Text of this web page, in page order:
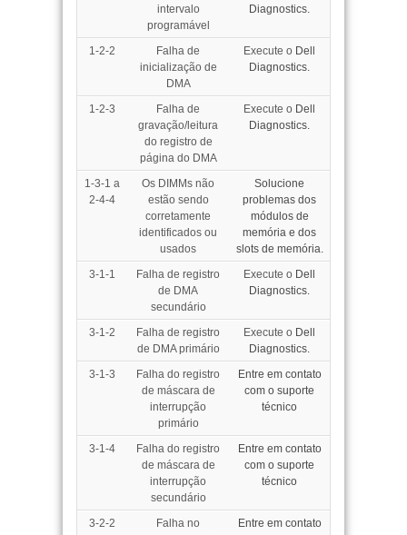
intervalo
programável
Diagnostics.
1-2-2
Falha de
inicialização de
DMA
Execute o Dell
Diagnostics.
1-2-3
Falha de
gravação/leitura
do registro de
página do DMA
Execute o Dell
Diagnostics.
1-3-1 a
2-4-4
Os DIMMs não
estão sendo
corretamente
identificados ou
usados
Solucione
problemas dos
módulos de
memória e dos
slots de memória.
3-1-1
Falha de registro
de DMA
secundário
Execute o Dell
Diagnostics.
3-1-2
Falha de registro
de DMA primário
Execute o Dell
Diagnostics.
3-1-3
Falha do registro
de máscara de
interrupção
primário
Entre em contato
com o suporte
técnico
3-1-4
Falha do registro
de máscara de
interrupção
secundário
Entre em contato
com o suporte
técnico
3-2-2
Falha no
Entre em contato